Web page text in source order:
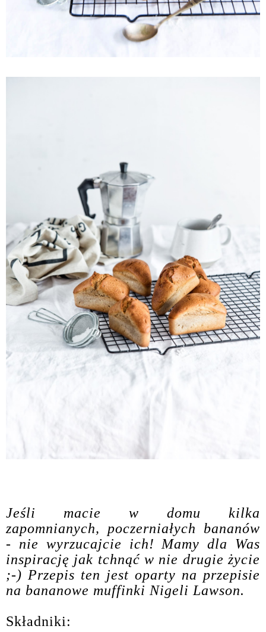
Jeśli macie w domu kilka
zapomnianych, poczerniałych bananów
- nie wyrzucajcie ich! Mamy dla Was
inspirację jak tchnąć w nie drugie życie
;-) Przepis ten jest oparty na przepisie
na bananowe muffinki Nigeli Lawson.
Składniki: